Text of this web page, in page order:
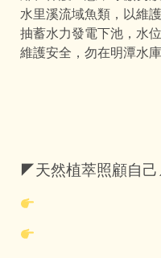
水里溪流域魚類，以維
抽蓄水力發電下池，水
維護安全，勿在明潭水
◤天然植萃照顧自